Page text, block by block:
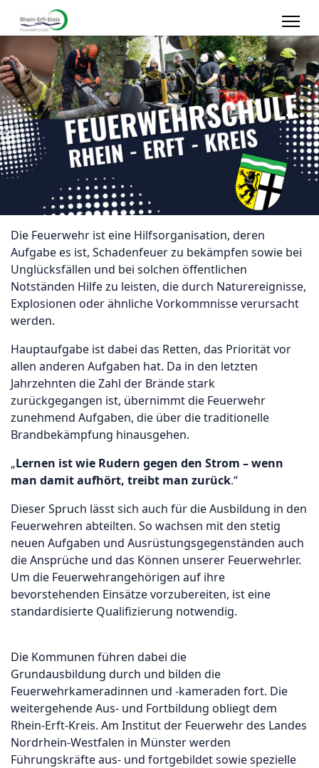
Die Feuerwehr ist eine Hilfsorganisation, deren
Aufgabe es ist, Schadenfeuer zu bekämpfen sowie bei
Unglücksfällen und bei solchen öffentlichen
Notständen Hilfe zu leisten, die durch Naturereignisse,
Explosionen oder ähnliche Vorkommnisse verursacht
werden.
Hauptaufgabe ist dabei das Retten, das Priorität vor
allen anderen Aufgaben hat. Da in den letzten
Jahrzehnten die Zahl der Brände stark
zurückgegangen ist, übernimmt die Feuerwehr
zunehmend Aufgaben, die über die traditionelle
Brandbekämpfung hinausgehen.
„Lernen ist wie Rudern gegen den Strom – wenn
man damit aufhört, treibt man zurück.“
Dieser Spruch lässt sich auch für die Ausbildung in den
Feuerwehren abteilten. So wachsen mit den stetig
neuen Aufgaben und Ausrüstungsgegenständen auch
die Ansprüche und das Können unserer Feuerwehrler.
Um die Feuerwehrangehörigen auf ihre
bevorstehenden Einsätze vorzubereiten, ist eine
standardisierte Qualifizierung notwendig.
Die Kommunen führen dabei die
Grundausbildung durch und bilden die
Feuerwehrkameradinnen und -kameraden fort. Die
weitergehende Aus- und Fortbildung obliegt dem
Rhein-Erft-Kreis. Am Institut der Feuerwehr des Landes
Nordrhein-Westfalen in Münster werden
Führungskräfte aus- und fortgebildet sowie spezielle